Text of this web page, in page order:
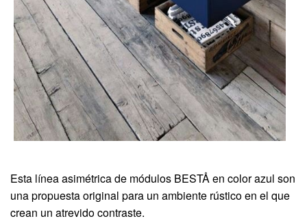
Esta línea asimétrica de módulos BESTÅ en color azul son
una propuesta original para un ambiente rústico en el que
crean un atrevido contraste.